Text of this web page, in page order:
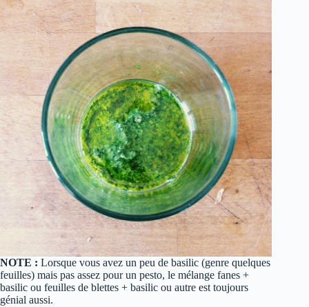
NOTE : Lorsque vous avez un peu de basilic (genre quelques
feuilles) mais pas assez pour un pesto, le mélange fanes +
basilic ou feuilles de blettes + basilic ou autre est toujours
génial aussi.